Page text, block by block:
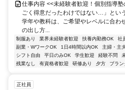
仕事内容 <<未経験者歓迎！個別指導
ごく得意だったわけではない…」とい
学年や教科は、ご希望やレベルに合わ
の出し方...
制服あり 業界未経験者歓迎 扶養内勤務OK 社
副業・WワークOK
1日4時間以内OK 主婦・主
シフト自由
平日のみOK 学生歓迎 経験不問
残業なし
有資格者歓迎 研修あり 夕方 ブラ
正社員